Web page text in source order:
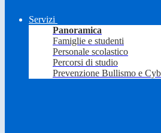
Servizi
Panoramica
Famiglie e studenti
Personale scolastico
Percorsi di studio
Prevenzione Bullismo e